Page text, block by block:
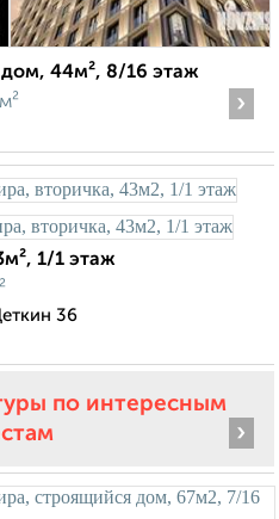
44м², 8/16 этаж
›
1/1 этаж
36
по интересным
›